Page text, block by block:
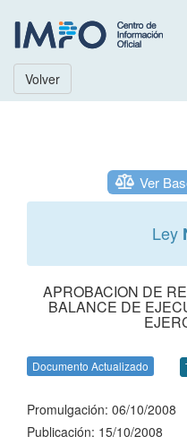
Volver
Ver
Ley
APROBACION DE
BALANCE DE
Documento Actualizado
Promulgación: 06/10/2008
Publicación: 15/10/2008